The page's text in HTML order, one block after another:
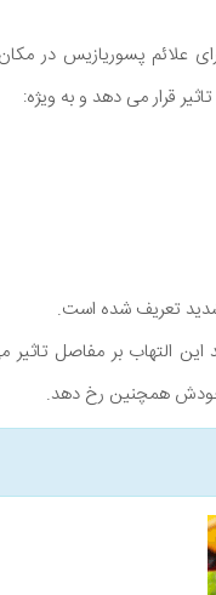
علائم پسوریازیس در
قرار می دهد و به ویژه:
تعریف شده است.
التهاب بر مفاصل تاثیر
خودش همچنین رخ دهد.